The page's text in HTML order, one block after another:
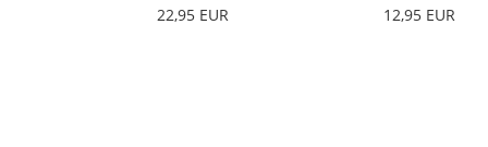
22,95 EUR 12,95 EUR